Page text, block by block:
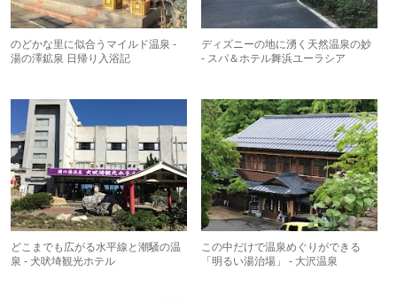
のどかな里に似合うマイルド温泉 -
湯の澤鉱泉 日帰り入浴記
ディズニーの地に湧く天然温泉の妙
- スパ＆ホテル舞浜ユーラシア
どこまでも広がる水平線と潮騒の温
泉 - 犬吠埼観光ホテル
この中だけで温泉めぐりができる
「明るい湯治場」 - 大沢温泉